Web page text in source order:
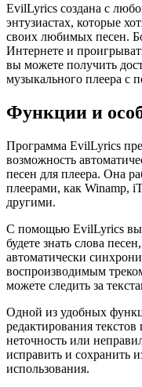
EvilLyrics создана с
энтузиастах, которые
своих любимых песен.
Интернете и
вы можете получить
музыкального плеера с
Функции и
Программа EvilLyrics
возможность
песен для плеера. Она
плеерами, как Winamp,
другими.
С помощью EvilLyrics вы
будете знать слова
автоматически
воспроизводимым
можете следить за
Одной из удобных
редактирования
неточность или
исправить и сохранить
использования.